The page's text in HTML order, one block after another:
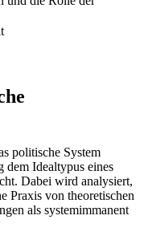
politische System
dem Idealtypus eines
Dabei wird analysiert,
Praxis von theoretischen
als systemimmanent